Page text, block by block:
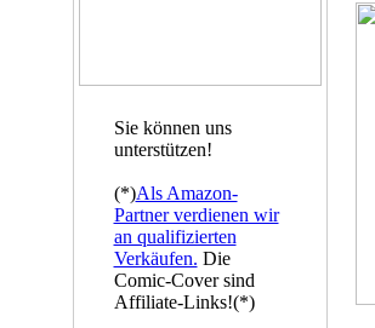
Sie können uns
unterstützen!
(*)Als Amazon-
Partner verdienen wir
an qualifizierten
Verkäufen. Die
Comic-Cover sind
Affiliate-Links!(*)